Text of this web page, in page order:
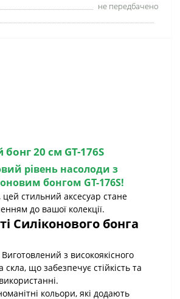
не передбачено
20 см GT-176S
рівень насолоди з
бонгом GT-176S!
стильний аксесуар стане
до вашої колекції.
Силіконового бонга
Виготовлений з високоякісного
скла, що забезпечує стійкість та
кольори, які додають